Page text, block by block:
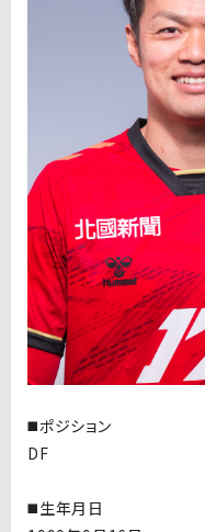
◼️ポジション
DF
◼️生年月日